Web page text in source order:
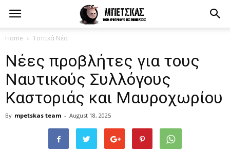
Home Τοπικά Νέα
Νέες προβλήτες για τους
Ναυτικούς Συλλόγους
Καστοριάς και Μαυροχωρίου
By mpetskas team - August 18, 2025